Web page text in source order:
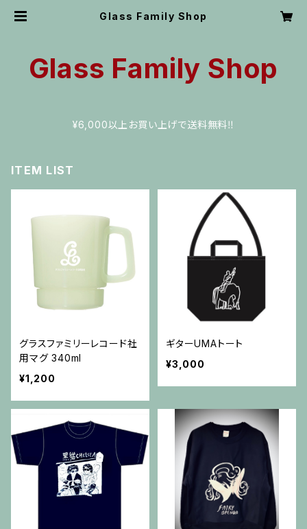
Glass Family Shop
Glass Family Shop
¥6,000以上お買い上げで送料無料‼︎
ITEM LIST
グラスファミリーレコード社
用マグ 340ml
¥1,200
ギターUMAトート
¥3,000